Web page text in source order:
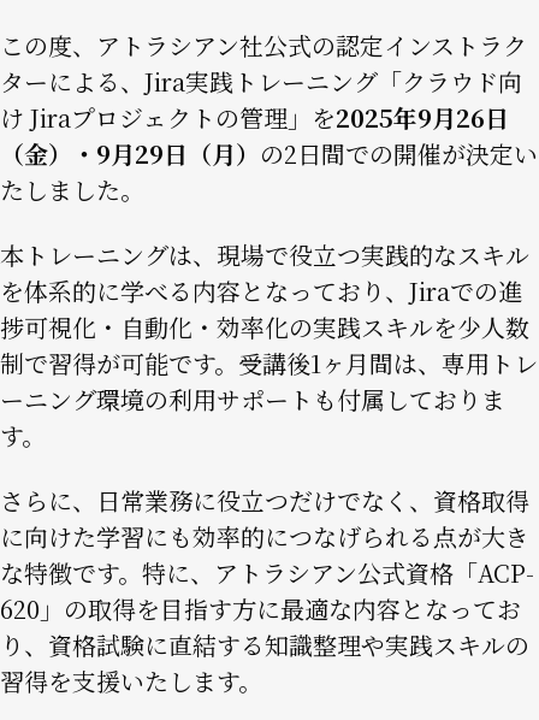
この度、アトラシアン社公式の認定インストラク
ターによる、Jira実践トレーニング「クラウド向
け Jiraプロジェクトの管理」を2025年9月26日
（金）・9月29日（月） の2日間での開催が決定い
たしました。
本トレーニングは、現場で役立つ実践的なスキル
を体系的に学べる内容となっており、Jiraでの進
捗可視化・自動化・効率化の実践スキルを少人数
制で習得が可能です。受講後1ヶ月間は、専用トレ
ーニング環境の利用サポートも付属しておりま
す。
さらに、日常業務に役立つだけでなく、資格取得
に向けた学習にも効率的につなげられる点が大き
な特徴です。特に、アトラシアン公式資格「ACP-
620」の取得を目指す方に最適な内容となってお
り、資格試験に直結する知識整理や実践スキルの
習得を支援いたします。